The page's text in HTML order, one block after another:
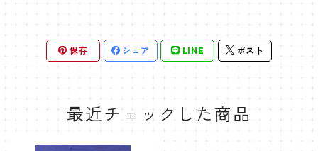
保存 シェア LINE ポスト
最近チェックした商品